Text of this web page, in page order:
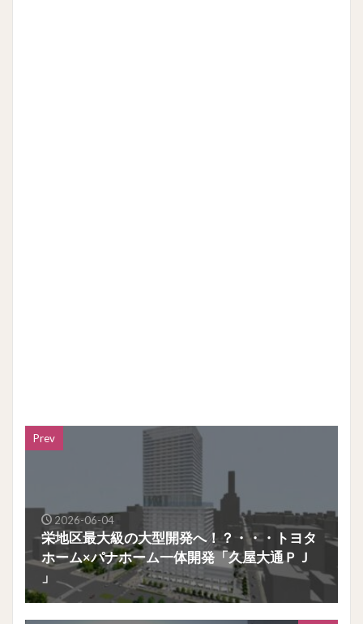
Prev
2026-06-04
栄地区最大級の大型開発へ！？・・・トヨタ
ホーム×パナホーム一体開発「久屋大通ＰＪ
」